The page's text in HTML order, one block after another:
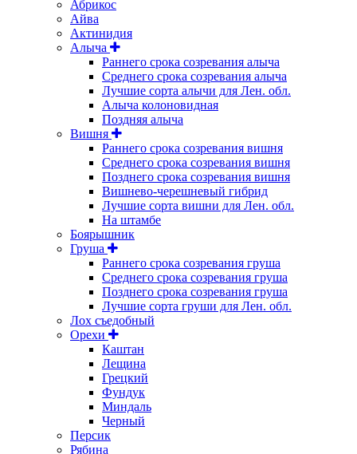
Абрикос
Айва
Актинидия
Алыча
Раннего срока созревания алыча
Среднего срока созревания алыча
Лучшие сорта алычи для Лен. обл.
Алыча колоновидная
Поздняя алыча
Вишня
Раннего срока созревания вишня
Среднего срока созревания вишня
Позднего срока созревания вишня
Вишнево-черешневый гибрид
Лучшие сорта вишни для Лен. обл.
На штамбе
Боярышник
Груша
Раннего срока созревания груша
Среднего срока созревания груша
Позднего срока созревания груша
Лучшие сорта груши для Лен. обл.
Лох съедобный
Орехи
Каштан
Лещина
Грецкий
Фундук
Миндаль
Черный
Персик
Рябина